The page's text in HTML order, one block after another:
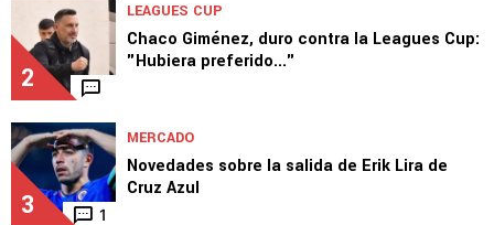
2
LEAGUES CUP
Chaco Giménez, duro contra la Leagues Cup:
"Hubiera preferido..."
3 1
MERCADO
Novedades sobre la salida de Erik Lira de
Cruz Azul